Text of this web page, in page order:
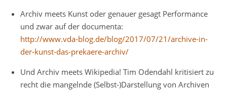
Archiv meets Kunst oder genauer gesagt Performance
und zwar auf der documenta:
http://www.vda-blog.de/blog/2017/07/21/archive-in-
der-kunst-das-prekaere-archiv/
Und Archiv meets Wikipedia! Tim Odendahl kritisiert zu
recht die mangelnde (Selbst-)Darstellung von Archiven